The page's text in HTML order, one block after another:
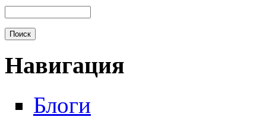
Навигация
Блоги